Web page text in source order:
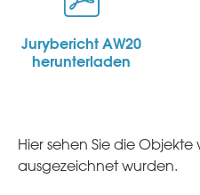
Jurybericht AW20
herunterladen
Hier sehen Sie die
ausgezeichnet wurden.